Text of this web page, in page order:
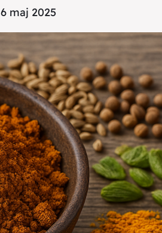
6 maj 2025